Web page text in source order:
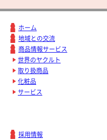
ホーム
地域との交流
商品情報サービス
世界のヤクルト
取り扱商品
化粧品
サービス
採用情報